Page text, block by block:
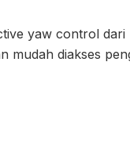
yaw control
mudah diakses